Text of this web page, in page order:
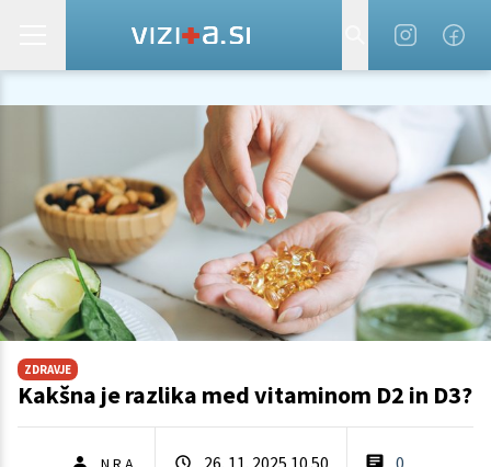
ZDRAVJE
Kakšna je razlika med vitaminom D2 in D3?
26. 11. 2025 10.50 0